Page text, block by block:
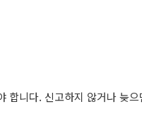
합니다. 신고하지 않거나 늦으